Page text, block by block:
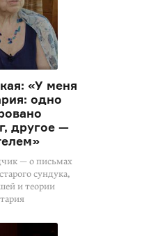
«У меня
одно
другое —
— о письмах
сундука,
и теории